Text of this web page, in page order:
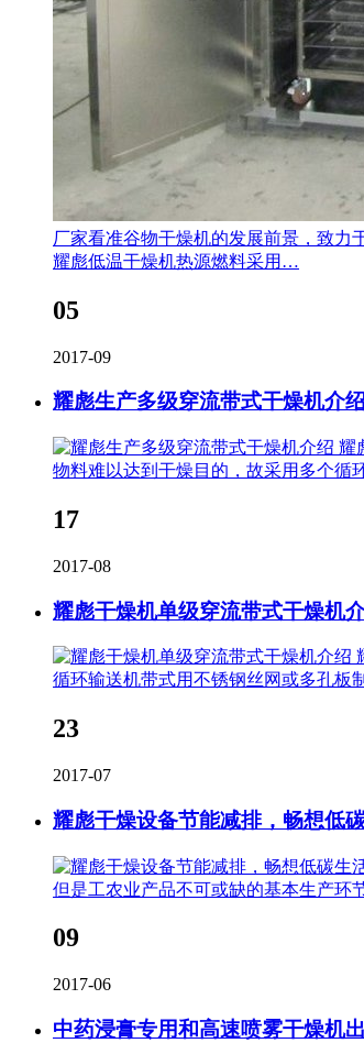
厂家看准谷物干燥机的发展前景，致力
耀彪低温干燥机热源燃料采用…
05
2017-09
耀彪生产多级穿流带式干燥机介
耀
物料难以达到干燥目的，故采用多个循
17
2017-08
耀彪干燥机单级穿流带式干燥机
循环输送机带式用不锈钢丝网或多孔板
23
2017-07
耀彪干燥设备节能减排，畅想低
但是工农业产品不可或缺的基本生产环
09
2017-06
中药浸膏专用和高速喷雾干燥机